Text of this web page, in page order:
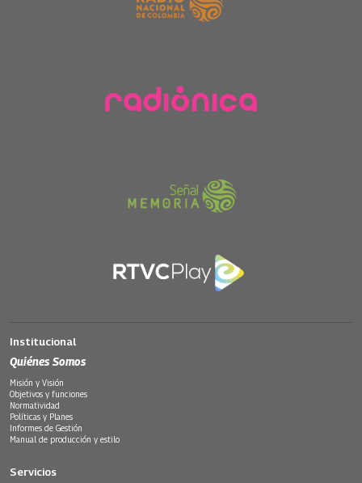
Institucional
Quiénes Somos
Misión y Visión
Objetivos y funciones
Normatividad
Políticas y Planes
Informes de Gestión
Manual de producción y estilo
Servicios